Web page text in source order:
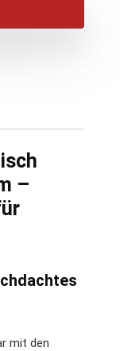
–
mit den